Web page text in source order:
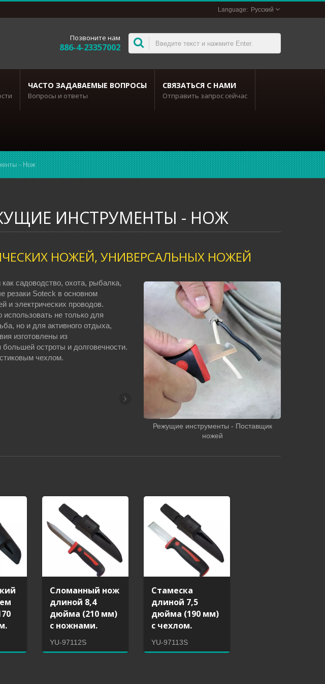
Русский
Позвоните нам
886-4-23357002
ЧАСТО ЗАДАВАЕМЫЕ ВОПРОСЫ
Вопросы и ответы
СВЯЗАТЬСЯ С НАМИ
Отправить запрос сейчас
- Нож
ИНСТРУМЕНТЫ - НОЖ
НОЖЕЙ, УНИВЕРСАЛЬНЫХ НОЖЕЙ
Режущие инструменты - Поставщик
ножей
садоводство, охота, рыбалка,
резаки Soteck в основном
и электрических проводов.
не только для
но и для активного отдыха,
изготовлены из
остроты и долговечности.
чехлом.
Сломанный нож
длиной 8,4
дюйма (210 мм)
с ножнами.
YU-97112S
Стамеска
длиной 7,5
дюйма (190 мм)
с чехлом.
YU-97113S